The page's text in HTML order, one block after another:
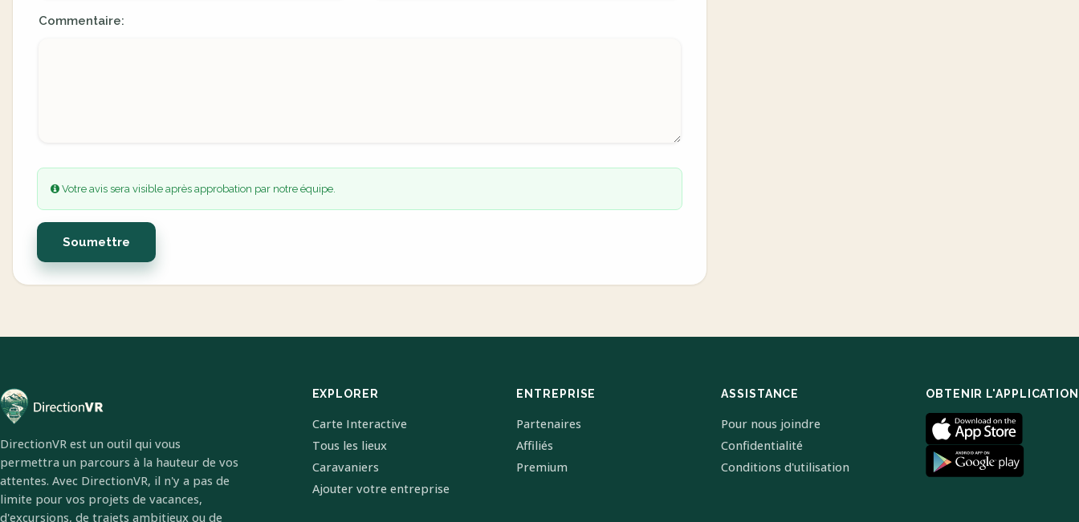
Commentaire:
Votre avis sera visible après approbation par notre équipe.
Soumettre
DirectionVR est un outil qui vous
permettra un parcours à la hauteur de vos
attentes. Avec DirectionVR, il n'y a pas de
limite pour vos projets de vacances,
d'excursions, de trajets ambitieux ou de
EXPLORER
Carte Interactive
Tous les lieux
Caravaniers
Ajouter votre entreprise
ENTREPRISE
Partenaires
Affiliés
Premium
ASSISTANCE
Pour nous joindre
Confidentialité
Conditions d'utilisation
OBTENIR L'APPLICATION